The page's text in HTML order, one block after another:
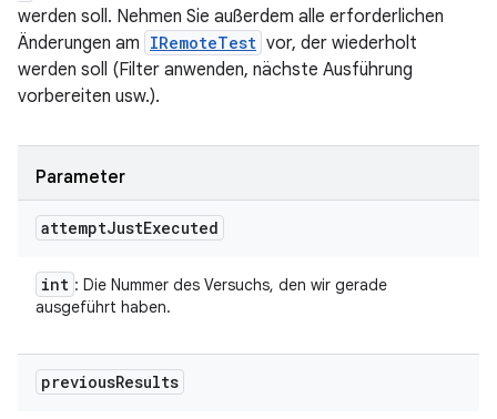
werden soll. Nehmen Sie außerdem alle erforderlichen
Änderungen am IRemoteTest vor, der wiederholt
werden soll (Filter anwenden, nächste Ausführung
vorbereiten usw.).
Parameter
attemptJustExecuted
int : Die Nummer des Versuchs, den wir gerade
ausgeführt haben.
previousResults